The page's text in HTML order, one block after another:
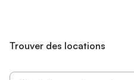
Trouver des locations